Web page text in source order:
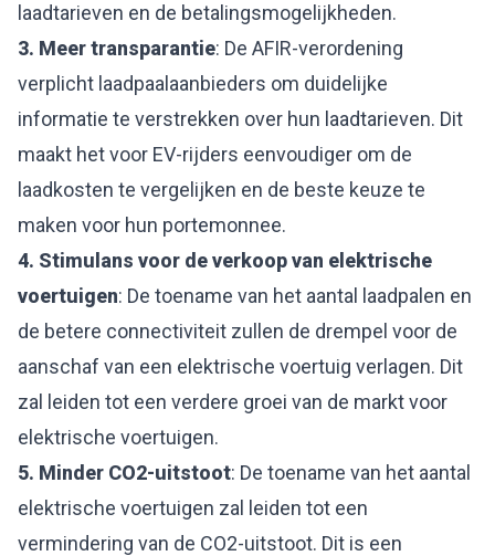
laadtarieven en de betalingsmogelijkheden.
3. Meer transparantie: De AFIR-verordening
verplicht laadpaalaanbieders om duidelijke
informatie te verstrekken over hun laadtarieven. Dit
maakt het voor EV-rijders eenvoudiger om de
laadkosten te vergelijken en de beste keuze te
maken voor hun portemonnee.
4. Stimulans voor de verkoop van elektrische
voertuigen: De toename van het aantal laadpalen en
de betere connectiviteit zullen de drempel voor de
aanschaf van een elektrische voertuig verlagen. Dit
zal leiden tot een verdere groei van de markt voor
elektrische voertuigen.
5. Minder CO2-uitstoot: De toename van het aantal
elektrische voertuigen zal leiden tot een
vermindering van de CO2-uitstoot. Dit is een